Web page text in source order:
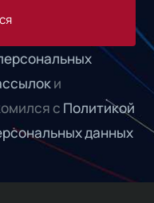
и
с Политикой
данных